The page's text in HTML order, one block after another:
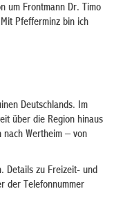
um Frontmann Dr. Timo
Pfefferminz bin ich
Deutschlands. Im
über die Region hinaus
Wertheim – von
Details zu Freizeit- und
der Telefonnummer